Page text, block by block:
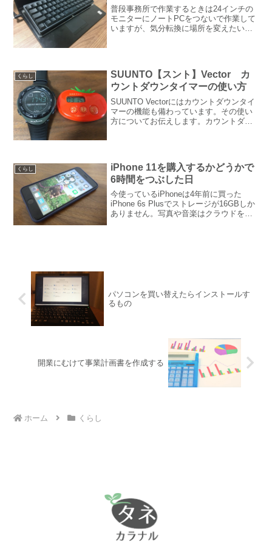
普段事務所で作業するときは24インチの
モニターにノートPCをつないで作業して
いますが、気分転換に場所を変えたいと
師スタイルと呼ばれて...
くらし
SUUNTO【スント】Vector カ
ウントダウンタイマーの使い方
SUUNTO Vectorにはカウントダウンタイ
マーの機能も備わっています。その使い
方についてお伝えします。カウントダウ
くらし
iPhone 11を購入するかどうかで
6時間をつぶした日
今使っているiPhoneは4年前に買った
iPhone 6s Plusでストレージが16GBしか
ありません。写真や音楽はクラウドを利
パソコンを買い替えたらインストールす
るもの
開業にむけて事業計画書を作成する
ホーム くらし